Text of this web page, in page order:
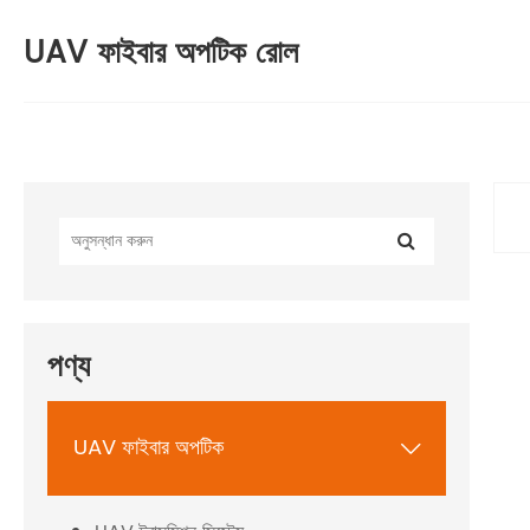
UAV ফাইবার অপটিক রোল
পণ্য
UAV ফাইবার অপটিক 